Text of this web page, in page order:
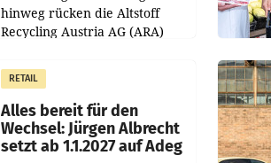
hinweg rücken die Altstoff
Recycling Austria AG (ARA)
Müller die Initiative „Kreislauf-
Helden“ in allen
österreichischen Müller-Filialen
RETAIL
Alles bereit für den
Wechsel: Jürgen Albrecht
setzt ab 1.1.2027 auf Adeg